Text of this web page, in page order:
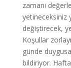
zamanı
yetineceksiniz
değiştirecek,
Koşullar
günde duygusal
bildiriyor.